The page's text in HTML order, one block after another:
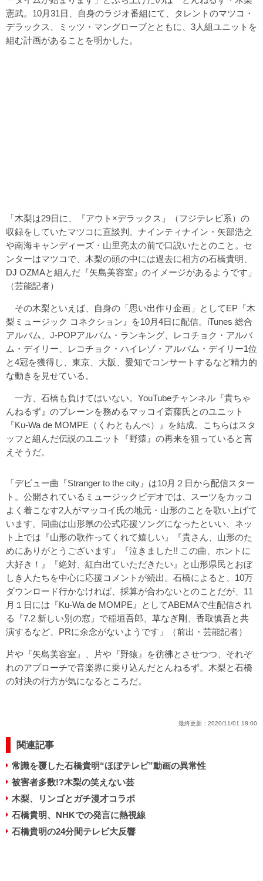
憲武。10月31日、自身のラジオ番組にて、タレントのマツコ・
デラックス、ミッツ・マングローブとともに、3人組ユニットを
組む計画があることを明かした。
「木梨は29日に、『アウト×デラックス』（フジテレビ系）の
収録をしていたマツコに直談判。ナインティナイン・矢部浩之
や南海キャンディーズ・山里亮太の前で口説いたとのこと。セ
ンターはマツコで、木梨の頭の中には過去に相方の石橋貴明、
DJ OZMAと組んだ『矢島美容室』のイメージがあるようです」
（芸能記者）
その木梨といえば、自身の「思い出作り企画」としてEP『木
梨ミュージック コネクション』を10月4日に配信。iTunes 総合
アルバム、J-POPアルバム・ランキング、レコチョク・アルバ
ム・デイリー、レコチョク・ハイレゾ・アルバム・デイリー1位
と4冠を獲得し、東京、大阪、愛知でコンサートするなど精力的
な動きを見せている。
一方、石橋も負けてはいない。YouTubeチャンネル『貴ちゃ
んねるず』のブレーンを務めるマッコイ斎藤氏とのユニット
『Ku-Wa de MOMPE（くわともんぺ）』を結成。こちらはスタ
ッフと組んだ伝説のユニット『野猿』の再来を狙っていると言
えそうだ。
「デビュー曲『Stranger to the city』は10月２日から配信スター
ト。公開されているミュージックビデオでは、スーツをカッコ
よく着こなす2人がマッコイ氏の地元・山形のことを歌い上げて
います。同曲は山形県の公式応援ソングになったといい、ネッ
ト上では『山形の歌作ってくれて嬉しい』『貴さん、山形のた
めにありがとうございます』『泣きました!! この曲、ホントに
大好き！』『絶対、紅白出ていただきたい』と山形県民とおぼ
しき人たちを中心に応援コメントが続出。石橋によると、10万
ダウンロード行かなければ、採算が合わないとのことだが、11
月１日には『Ku-Wa de MOMPE』としてABEMAで生配信され
る『7.2 新しい別の窓』で稲垣吾郎、草なぎ剛、香取慎吾と共
演するなど、PRに余念がないようです」（前出・芸能記者）
片や『矢島美容室』、片や『野猿』を彷彿とさせつつ、それぞ
れのアプローチで音楽界に乗り込んだとんねるず。木梨と石橋
の対決の行方が気になるところだ。
最終更新： 2020/11/01 18:00
関連記事
常識を覆した石橋貴明“ほぼテレビ”動画の異常性
被害者多数!?木梨の笑えない芸
木梨、リンゴとガチ漫才コラボ
石橋貴明、NHKでの発言に熱視線
石橋貴明の24分間テレビ大反響